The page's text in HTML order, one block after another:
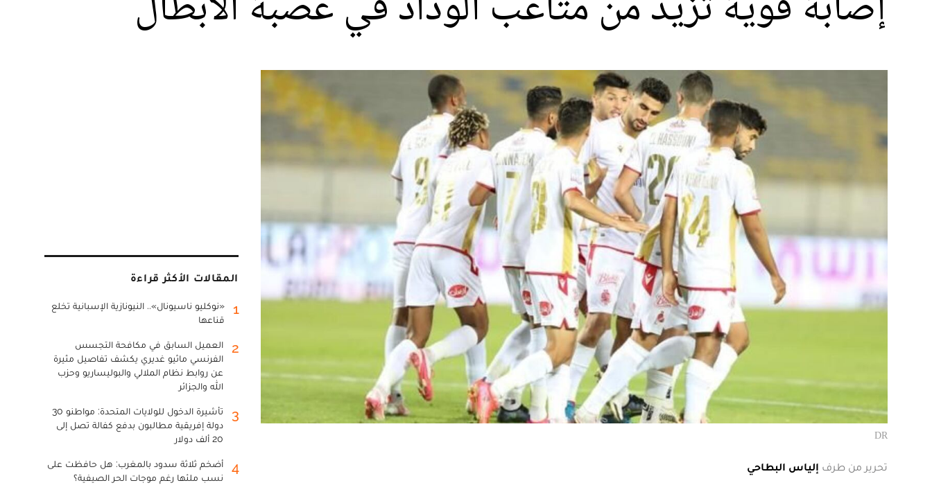
DR
تحرير من طرف إلياس البطاحي
المقالات الأكثر قراءة
1
«نوكليو ناسيونال».. النيونازية الإسبانية تخلع
قناعها
2
العميل السابق في مكافحة التجسس
الفرنسي ماثيو غديري يكشف تفاصيل مثيرة
عن روابط نظام الملالي والبوليساريو وحزب
الله والجزائر
3
تأشيرة الدخول للولايات المتحدة: مواطنو 30
دولة إفريقية مطالبون بدفع كفالة تصل إلى
20 ألف دولار
4
أضخم ثلاثة سدود بالمغرب: هل حافظت على
نسب ملئها رغم موجات الحر الصيفية؟